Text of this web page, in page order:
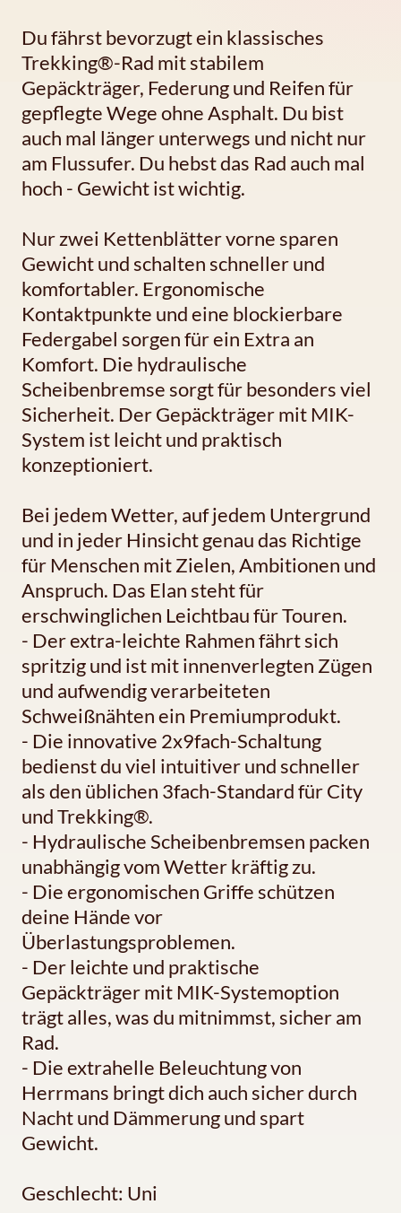
Du fährst bevorzugt ein klassisches
Trekking®-Rad mit stabilem
Gepäckträger, Federung und Reifen für
gepflegte Wege ohne Asphalt. Du bist
auch mal länger unterwegs und nicht nur
am Flussufer. Du hebst das Rad auch mal
hoch - Gewicht ist wichtig.
Nur zwei Kettenblätter vorne sparen
Gewicht und schalten schneller und
komfortabler. Ergonomische
Kontaktpunkte und eine blockierbare
Federgabel sorgen für ein Extra an
Komfort. Die hydraulische
Scheibenbremse sorgt für besonders viel
Sicherheit. Der Gepäckträger mit MIK-
System ist leicht und praktisch
konzeptioniert.
Bei jedem Wetter, auf jedem Untergrund
und in jeder Hinsicht genau das Richtige
für Menschen mit Zielen, Ambitionen und
Anspruch. Das Elan steht für
erschwinglichen Leichtbau für Touren.
- Der extra-leichte Rahmen fährt sich
spritzig und ist mit innenverlegten Zügen
und aufwendig verarbeiteten
Schweißnähten ein Premiumprodukt.
- Die innovative 2x9fach-Schaltung
bedienst du viel intuitiver und schneller
als den üblichen 3fach-Standard für City
und Trekking®.
- Hydraulische Scheibenbremsen packen
unabhängig vom Wetter kräftig zu.
- Die ergonomischen Griffe schützen
deine Hände vor
Überlastungsproblemen.
- Der leichte und praktische
Gepäckträger mit MIK-Systemoption
trägt alles, was du mitnimmst, sicher am
Rad.
- Die extrahelle Beleuchtung von
Herrmans bringt dich auch sicher durch
Nacht und Dämmerung und spart
Gewicht.
Geschlecht: Uni